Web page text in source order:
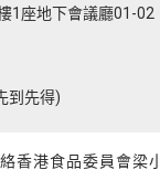
1座地下會議廳01-02
到先得)
香港食品委員會梁